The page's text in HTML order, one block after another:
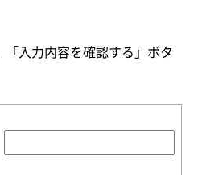
入力内容を確認する」ボタ